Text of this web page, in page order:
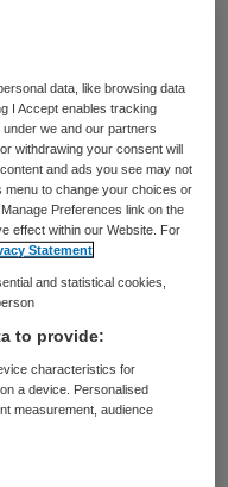
Met deze app
moment
een bepaalde
of
is het JBZ
dat een
gaat
een tijdlijn die
een
krijgen
data, like browsing data
I Accept enables tracking
we and our partners
withdrawing your consent will
and ads you see may not
menu to change your choices or
Preferences link on the
effect within our Website. For
Statement
and statistical cookies,
to provide:
characteristics for
a device. Personalised
measurement, audience